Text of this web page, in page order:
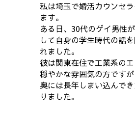
私は埼玉で婚活カウンセ
ます。
ある日、30代のゲイ男性
して自身の学生時代の話
れました。
彼は関東在住で工業系のエ
穏やかな雰囲気の方です
奥には長年しまい込んで
りました。